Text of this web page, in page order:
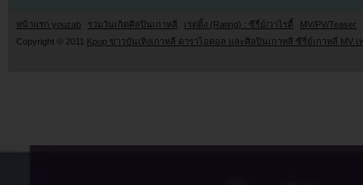
หน้าแรก youzab รวมวันเกิดศิลปินเกาหลี เรตติ้ง (Rating) : ซีรี่ย์/วาไรตี้
MV/PV/Teaser
Copyright © 2011 Kpop ข่าวบันเทิงเกาหลี ดาราไอดอล และศิลปินเกาหลี ซีรี่ย์เกาหลี MV